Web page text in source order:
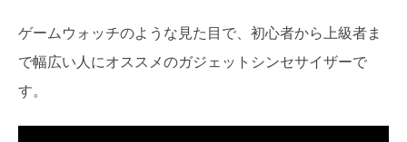
ゲームウォッチのような見た目で、初心者から上級者ま
で幅広い人にオススメのガジェットシンセサイザーで
す。